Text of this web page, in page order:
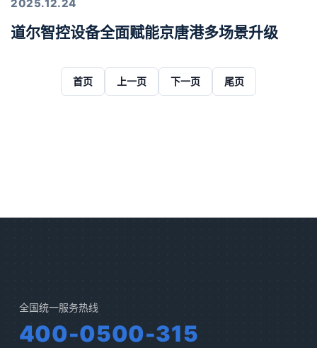
2025.12.24
道尔智控设备全面赋能京唐港多场景升级
首页 上一页 下一页 尾页
全国统一服务热线
400-0500-315